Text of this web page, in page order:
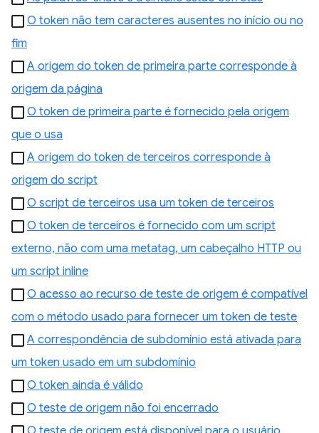
O token não tem caracteres ausentes no início ou no
fim
A origem do token de primeira parte corresponde à
origem da página
O token de primeira parte é fornecido pela origem
que o usa
A origem do token de terceiros corresponde à
origem do script
O script de terceiros usa um token de terceiros
O token de terceiros é fornecido com um script
externo, não com uma metatag, um cabeçalho HTTP ou
um script inline
O acesso ao recurso de teste de origem é compatível
com o método usado para fornecer um token de teste
A correspondência de subdomínio está ativada para
um token usado em um subdomínio
O token ainda é válido
O teste de origem não foi encerrado